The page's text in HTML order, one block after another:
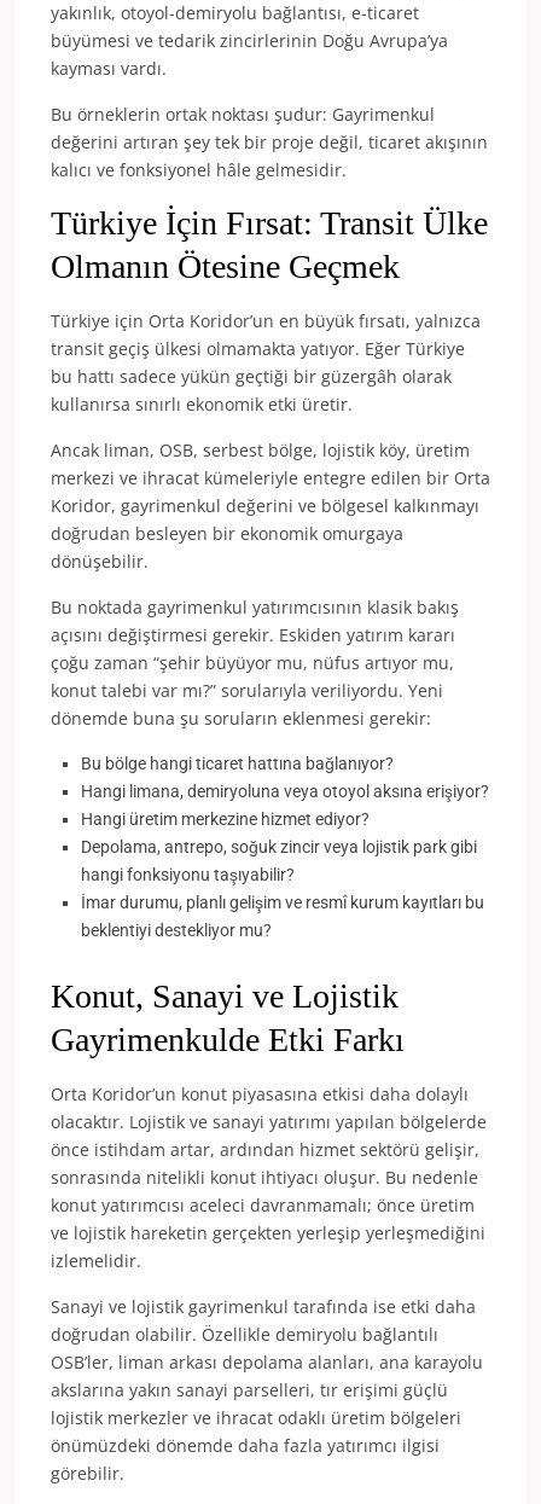
yakınlık, otoyol-demiryolu bağlantısı, e-ticaret
büyümesi ve tedarik zincirlerinin Doğu Avrupa’ya
kayması vardı.
Bu örneklerin ortak noktası şudur: Gayrimenkul
değerini artıran şey tek bir proje değil, ticaret akışının
kalıcı ve fonksiyonel hâle gelmesidir.
Türkiye İçin Fırsat: Transit Ülke
Olmanın Ötesine Geçmek
Türkiye için Orta Koridor’un en büyük fırsatı, yalnızca
transit geçiş ülkesi olmamakta yatıyor. Eğer Türkiye
bu hattı sadece yükün geçtiği bir güzergâh olarak
kullanırsa sınırlı ekonomik etki üretir.
Ancak liman, OSB, serbest bölge, lojistik köy, üretim
merkezi ve ihracat kümeleriyle entegre edilen bir Orta
Koridor, gayrimenkul değerini ve bölgesel kalkınmayı
doğrudan besleyen bir ekonomik omurgaya
dönüşebilir.
Bu noktada gayrimenkul yatırımcısının klasik bakış
açısını değiştirmesi gerekir. Eskiden yatırım kararı
çoğu zaman “şehir büyüyor mu, nüfus artıyor mu,
konut talebi var mı?” sorularıyla veriliyordu. Yeni
dönemde buna şu soruların eklenmesi gerekir:
Bu bölge hangi ticaret hattına bağlanıyor?
Hangi limana, demiryoluna veya otoyol aksına erişiyor?
Hangi üretim merkezine hizmet ediyor?
Depolama, antrepo, soğuk zincir veya lojistik park gibi
hangi fonksiyonu taşıyabilir?
İmar durumu, planlı gelişim ve resmî kurum kayıtları bu
beklentiyi destekliyor mu?
Konut, Sanayi ve Lojistik
Gayrimenkulde Etki Farkı
Orta Koridor’un konut piyasasına etkisi daha dolaylı
olacaktır. Lojistik ve sanayi yatırımı yapılan bölgelerde
önce istihdam artar, ardından hizmet sektörü gelişir,
sonrasında nitelikli konut ihtiyacı oluşur. Bu nedenle
konut yatırımcısı aceleci davranmamalı; önce üretim
ve lojistik hareketin gerçekten yerleşip yerleşmediğini
izlemelidir.
Sanayi ve lojistik gayrimenkul tarafında ise etki daha
doğrudan olabilir. Özellikle demiryolu bağlantılı
OSB’ler, liman arkası depolama alanları, ana karayolu
akslarına yakın sanayi parselleri, tır erişimi güçlü
lojistik merkezler ve ihracat odaklı üretim bölgeleri
önümüzdeki dönemde daha fazla yatırımcı ilgisi
görebilir.